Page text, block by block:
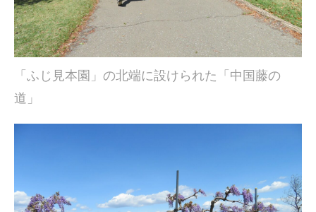
「ふじ見本園」の北端に設けられた「中国藤の
道」